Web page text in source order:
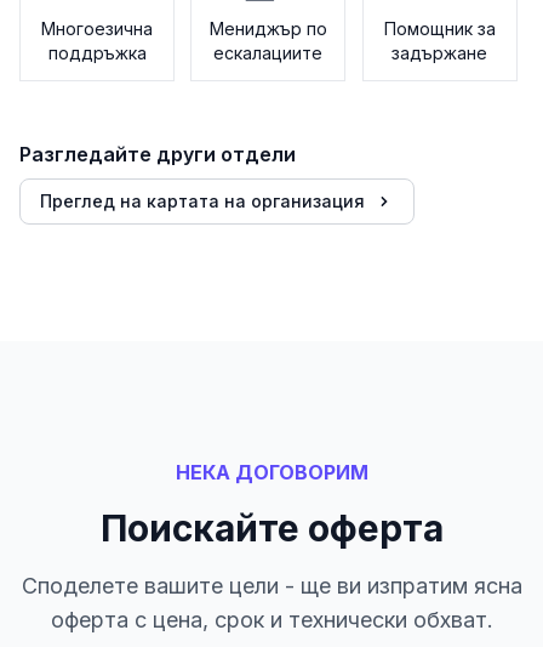
Многоезична
поддръжка
Мениджър по
ескалациите
Помощник за
задържане
Разгледайте други отдели
Преглед на картата на организация
НЕКА ДОГОВОРИМ
Поискайте оферта
Споделете вашите цели - ще ви изпратим ясна
оферта с цена, срок и технически обхват.